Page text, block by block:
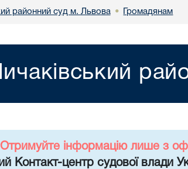
районний суд м. Львова • Громадянам
Отримуйте інформацію лише з
Контакт-центр судової влади